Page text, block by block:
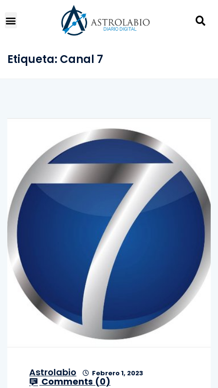
Etiqueta: Canal 7
Astrolabio Febrero 1, 2023
Comments (0)